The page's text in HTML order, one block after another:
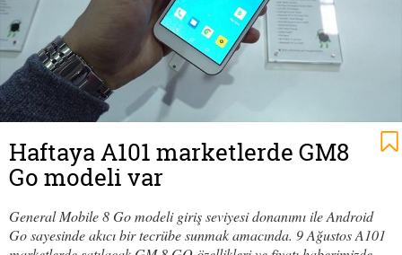
Haftaya A101 marketlerde GM8
Go modeli var
General Mobile 8 Go modeli giriş seviyesi donanımı ile Android
Go sayesinde akıcı bir tecrübe sunmak amacında. 9 Ağustos A101